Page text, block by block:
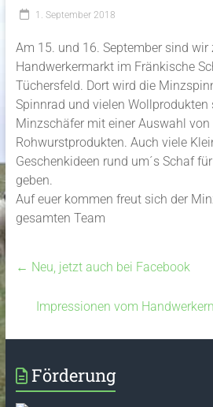
1. September 2018
Am 15. und 16. September sind wir
Handwerkermarkt im Fränkische
Tüchersfeld. Dort wird die
Spinnrad und vielen Wollprodukten
Minzschäfer mit einer Auswahl von
Rohwurstprodukten. Auch viele
Geschenkideen rund um´s Schaf
geben.
Auf euer kommen freut sich der
gesamten Team
← Neu, jetzt auch bei Facebook
Impressionen vom
Förderung